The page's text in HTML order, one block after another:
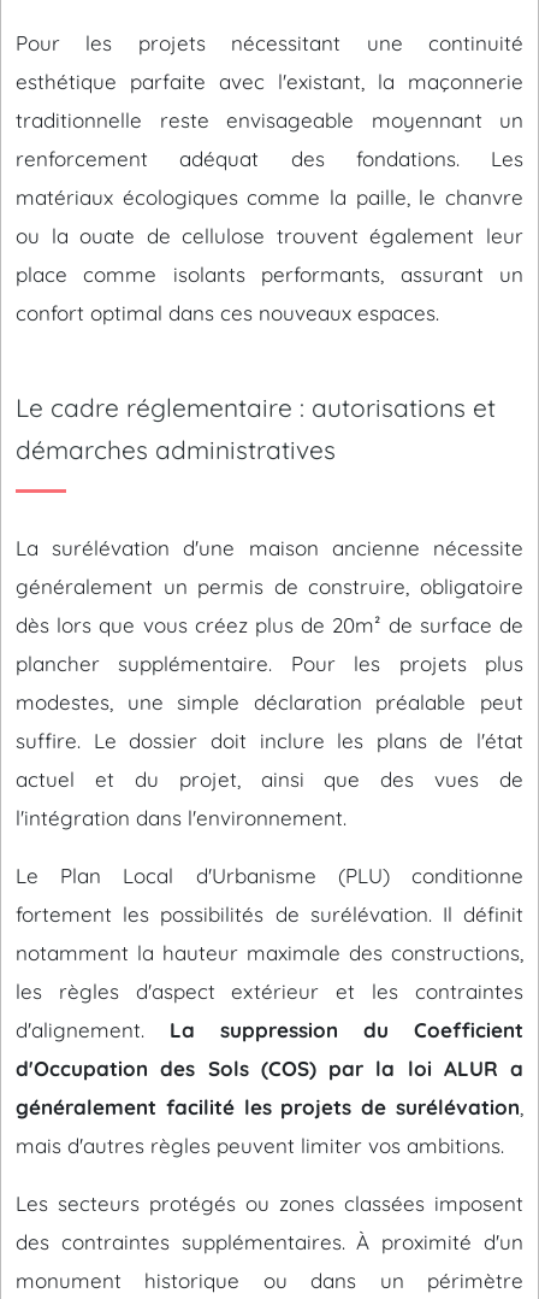
Pour les projets nécessitant une continuité
esthétique parfaite avec l'existant, la maçonnerie
traditionnelle reste envisageable moyennant un
renforcement adéquat des fondations. Les
matériaux écologiques comme la paille, le chanvre
ou la ouate de cellulose trouvent également leur
place comme isolants performants, assurant un
confort optimal dans ces nouveaux espaces.
Le cadre réglementaire : autorisations et
démarches administratives
La surélévation d'une maison ancienne nécessite
généralement un permis de construire, obligatoire
dès lors que vous créez plus de 20m² de surface de
plancher supplémentaire. Pour les projets plus
modestes, une simple déclaration préalable peut
suffire. Le dossier doit inclure les plans de l'état
actuel et du projet, ainsi que des vues de
l'intégration dans l'environnement.
Le Plan Local d'Urbanisme (PLU) conditionne
fortement les possibilités de surélévation. Il définit
notamment la hauteur maximale des constructions,
les règles d'aspect extérieur et les contraintes
d'alignement. La suppression du Coefficient
d'Occupation des Sols (COS) par la loi ALUR a
généralement facilité les projets de surélévation
mais d'autres règles peuvent limiter vos ambitions.
Les secteurs protégés ou zones classées imposent
des contraintes supplémentaires. À proximité d'un
monument historique ou dans un périmètre